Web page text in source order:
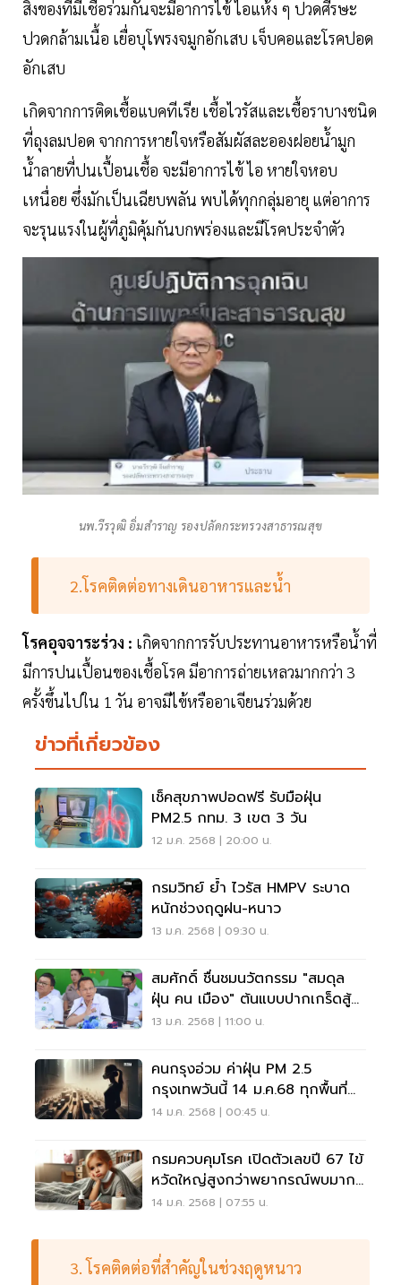
สิ่งของที่มีเชื้อร่วมกันจะมีอาการไข้ ไอแห้ง ๆ ปวดศีรษะ
ปวดกล้ามเนื้อ เยื่อบุโพรงจมูกอักเสบ เจ็บคอและโรคปอด
อักเสบ
เกิดจากการติดเชื้อแบคทีเรีย เชื้อไวรัสและเชื้อราบางชนิด
ที่ถุงลมปอด จากการหายใจหรือสัมผัสละอองฝอยน้ำมูก
น้ำลายที่ปนเปื้อนเชื้อ จะมีอาการไข้ ไอ หายใจหอบ
เหนื่อย ซึ่งมักเป็นเฉียบพลัน พบได้ทุกกลุ่มอายุ แต่อาการ
จะรุนแรงในผู้ที่ภูมิคุ้มกันบกพร่องและมีโรคประจำตัว
นพ.วีรวุฒิ อิ่มสำราญ รองปลัดกระทรวงสาธารณสุข
2.โรคติดต่อทางเดินอาหารและน้ำ
โรคอุจจาระร่วง : เกิดจากการรับประทานอาหารหรือน้ำที่
มีการปนเปื้อนของเชื้อโรค มีอาการถ่ายเหลวมากกว่า 3
ครั้งขึ้นไปใน 1 วัน อาจมีไข้หรืออาเจียนร่วมด้วย
ข่าวที่เกี่ยวข้อง
เช็คสุขภาพปอดฟรี รับมือฝุ่น
PM2.5 กทม. 3 เขต 3 วัน
12 ม.ค. 2568 | 20:00 น.
กรมวิทย์ ย้ำ ไวรัส HMPV ระบาด
หนักช่วงฤดูฝน-หนาว
13 ม.ค. 2568 | 09:30 น.
สมศักดิ์ ชื่นชมนวัตกรรม "สมดุล
ฝุ่น คน เมือง" ต้นแบบปากเกร็ดสู้
ฝุ่น PM2.5
13 ม.ค. 2568 | 11:00 น.
คนกรุงอ่วม ค่าฝุ่น PM 2.5
กรุงเทพวันนี้ 14 ม.ค.68 ทุกพื้นที่
เกินเกณฑ์มาตรฐาน
14 ม.ค. 2568 | 00:45 น.
กรมควบคุมโรค เปิดตัวเลขปี 67 ไข้
หวัดใหญ่สูงกว่าพยากรณ์พบมาก
ในเด็ก
14 ม.ค. 2568 | 07:55 น.
3. โรคติดต่อที่สำคัญในช่วงฤดูหนาว